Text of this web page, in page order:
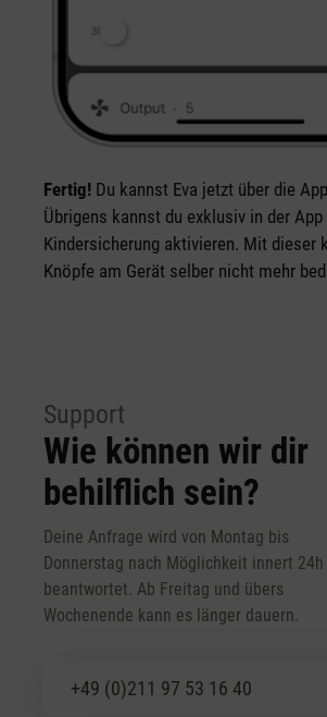
Fertig! Du kannst Eva jetzt über die
Übrigens kannst du exklusiv in der App
Kindersicherung aktivieren. Mit dieser
Knöpfe am Gerät selber nicht mehr
Support
Wie können wir dir
behilflich sein?
Deine Anfrage wird von Montag bis
Donnerstag nach Möglichkeit innert 24h
beantwortet. Ab Freitag und übers
Wochenende kann es länger dauern.
+49 (0)211 97 53 16 40